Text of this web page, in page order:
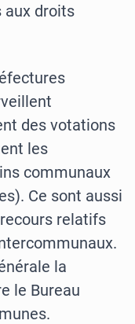
aux droits
des votations
les
communaux
Ce sont aussi
relatifs
la
le Bureau